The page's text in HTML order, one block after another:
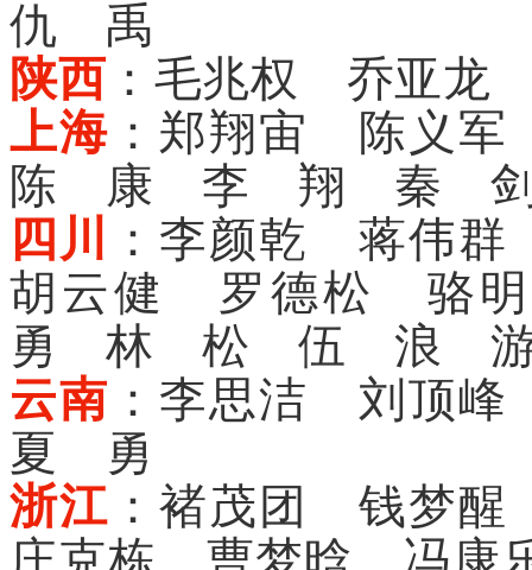
仇 禹
陕西 ：毛兆权 乔亚
上海 ：郑翔宙 陈
陈 康 李 翔 秦
四川
：李颜乾 蒋伟
胡云健 罗德松
勇 林 松 伍 浪
云南 ：李思洁 刘顶
夏 勇
浙江 ：褚茂团 钱梦